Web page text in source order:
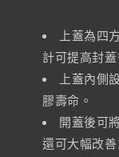
(液
狀/
凝
膠
狀)
數
上蓋為四
計可提高封
上蓋內側
膠壽命。
開蓋後可
還可大幅改